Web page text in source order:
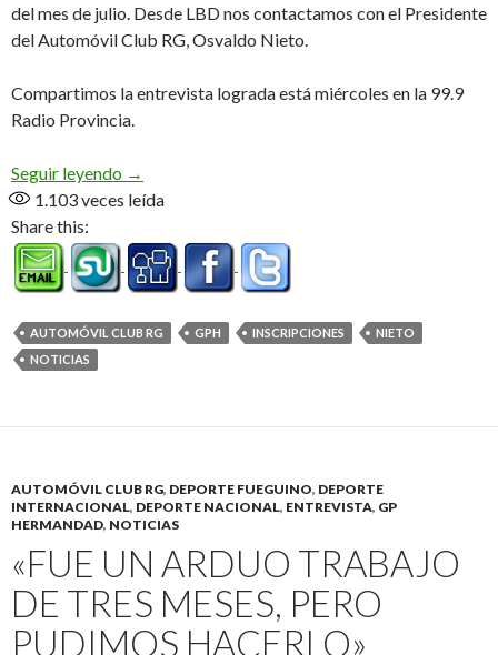
del mes de julio. Desde LBD nos contactamos con el Presidente
del Automóvil Club RG, Osvaldo Nieto.
Compartimos la entrevista lograda está miércoles en la 99.9
Radio Provincia.
Seguir leyendo Ya son más de 90 (Audio)
→
1.103veces leída
Share this:
AUTOMÓVIL CLUB RG GPH INSCRIPCIONES
NIETO
NOTICIAS
AUTOMÓVIL CLUB RG, DEPORTE FUEGUINO, DEPORTE
INTERNACIONAL, DEPORTE NACIONAL, ENTREVISTA, GP
HERMANDAD, NOTICIAS
«FUE UN ARDUO TRABAJO
DE TRES MESES, PERO
PUDIMOS HACERLO»